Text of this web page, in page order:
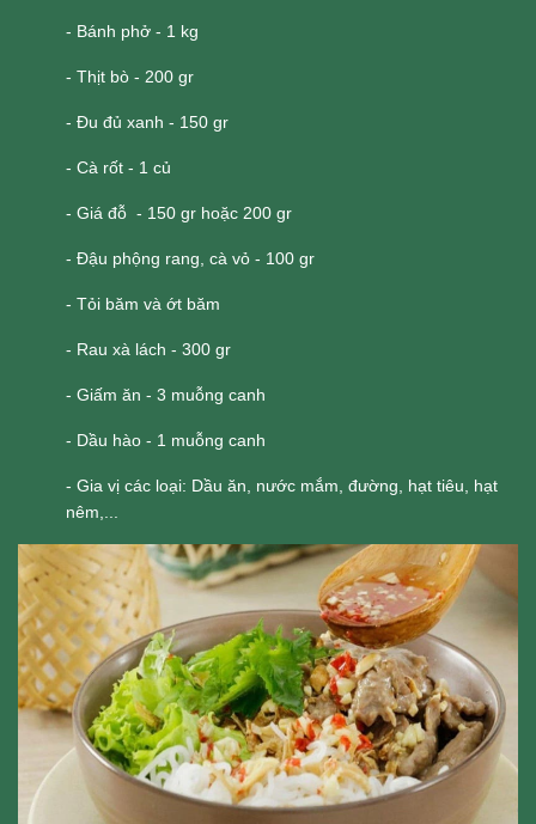
- Bánh phở - 1 kg
- Thịt bò - 200 gr
- Đu đủ xanh - 150 gr
- Cà rốt - 1 củ
- Giá đỗ - 150 gr hoặc 200 gr
- Đậu phộng rang, cà vỏ - 100 gr
- Tỏi băm và ớt băm
- Rau xà lách - 300 gr
- Giấm ăn - 3 muỗng canh
- Dầu hào - 1 muỗng canh
- Gia vị các loại: Dầu ăn, nước mắm, đường, hạt tiêu, hạt
nêm,...